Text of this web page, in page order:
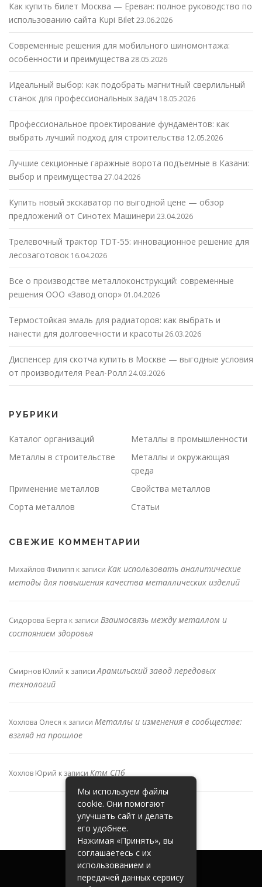
Как купить билет Москва — Ереван: полное руководство по
использованию сайта Kupi Bilet23.06.2026
Современные решения для мобильного шиномонтажа:
особенности и преимущества 28.05.2026
Идеальный выбор: как подобрать магнитный сверлильный
станок для профессиональных задач 18.05.2026
Профессиональное проектирование фундаментов: как
выбрать лучший подход для строительства 12.05.2026
Лучшие секционные гаражные ворота подъемные в Казани:
выбор и преимущества 27.04.2026
Купить новый экскаватор по выгодной цене — обзор
предложений от Синотех Машинери 23.04.2026
Трелевочный трактор TDT-55: инновационное решение для
лесозаготовок 16.04.2026
Все о производстве металлоконструкций: современные
решения ООО «Завод опор» 01.04.2026
Термостойкая эмаль для радиаторов: как выбрать и
нанести для долговечности и красоты 26.03.2026
Диспенсер для скотча купить в Москве — выгодные условия
от производителя Реал-Ролл 24.03.2026
РУБРИКИ
Каталог организаций
Металлы в промышленности
Металлы в строительстве
Металлы и окружающая
среда
Применение металлов
Свойства металлов
Сорта металлов
Статьи
СВЕЖИЕ КОММЕНТАРИИ
Михайлов Филипп к записи Как использовать аналитические
методы для повышения качества металлических изделий
Сидорова Берта к записи Взаимосвязь между металлом и
состоянием здоровья
Смирнов Юлий к записиАрамильский завод передовых
технологий
Хохлова Олеся к записи Металлы и изменения в сообществе:
взгляд на прошлое
Хохлов Юрий к записи Ктм СПб
Мы используем файлы
cookie. Они помогают
улучшать сайт и делать
его удобнее.
Нажимая «Принять», вы
соглашаетесь с их
использованием и
передачей данных сервису